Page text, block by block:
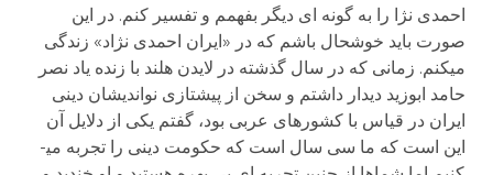
احمدی نژا را به گونه ای دیگر بفهمم و تفسیر کنم. در این
صورت باید خوشحال باشم که در «ایران احمدی نژاد» زندگی
می­کنم. زمانی که در سال گذشته در لایدن هلند با زنده یاد نصر
حامد ابوزید دیدار داشتم و سخن از پیشتازی نواندیشان دینی
ایران در قیاس با کشورهای عربی بود، گفتم یکی از دلایل آن
این است که ما سی سال است که حکومت دینی را تجربه می­